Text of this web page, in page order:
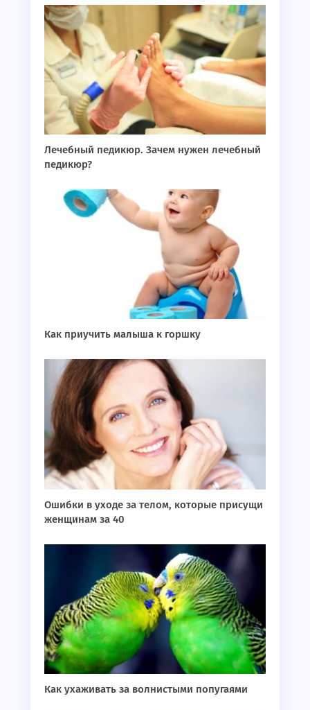
Лечебный педикюр. Зачем нужен лечебный
педикюр?
Как приучить малыша к горшку
Ошибки в уходе за телом, которые присущи
женщинам за 40
Как ухаживать за волнистыми попугаями